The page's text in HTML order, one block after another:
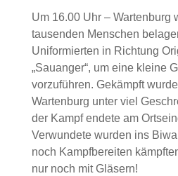
Um 16.00 Uhr – Wartenburg
tausenden Menschen
Uniformierten in Richtung
„Sauanger“, um eine kleine
vorzuführen. Gekämpft
Wartenburg unter viel
der Kampf endete am
Verwundete wurden ins
noch Kampfbereiten
nur noch mit Gläsern!